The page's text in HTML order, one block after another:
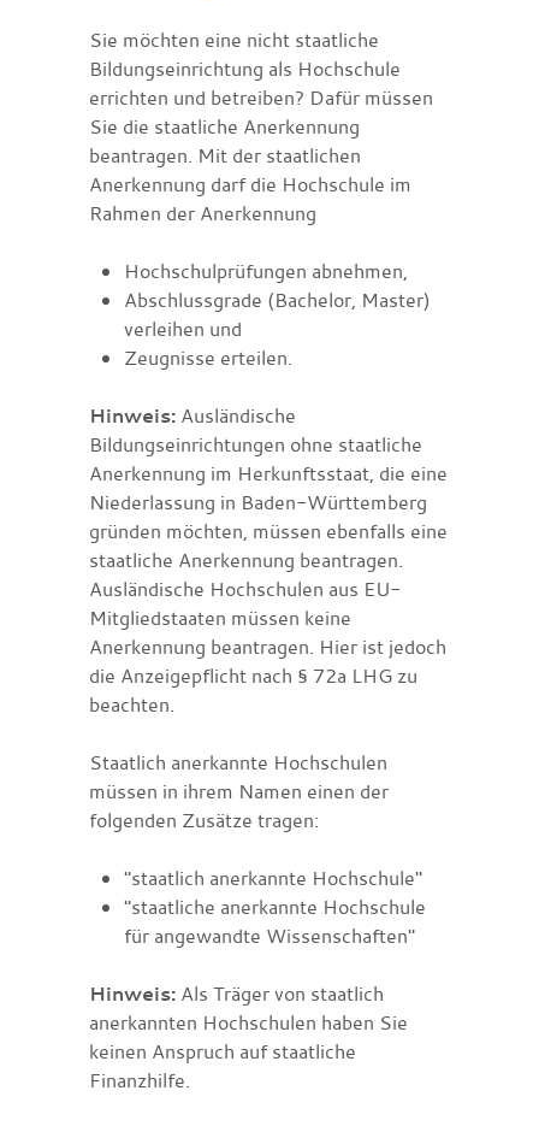
Sie möchten eine nicht staatliche
Bildungseinrichtung als Hochschule
errichten und betreiben? Dafür müssen
Sie die staatliche Anerkennung
beantragen. Mit der staatlichen
Anerkennung darf die Hochschule im
Rahmen der Anerkennung
Hochschulprüfungen abnehmen,
Abschlussgrade (Bachelor, Master)
verleihen und
Zeugnisse erteilen.
Hinweis: Ausländische
Bildungseinrichtungen ohne staatliche
Anerkennung im Herkunftsstaat, die eine
Niederlassung in Baden-Württemberg
gründen möchten, müssen ebenfalls eine
staatliche Anerkennung beantragen.
Ausländische Hochschulen aus EU-
Mitgliedstaaten müssen keine
Anerkennung beantragen. Hier ist jedoch
die Anzeigepflicht nach § 72a LHG zu
beachten.
Staatlich anerkannte Hochschulen
müssen in ihrem Namen einen der
folgenden Zusätze tragen:
"staatlich anerkannte Hochschule"
"staatliche anerkannte Hochschule
für angewandte Wissenschaften"
Hinweis: Als Träger von staatlich
anerkannten Hochschulen haben Sie
keinen Anspruch auf staatliche
Finanzhilfe.